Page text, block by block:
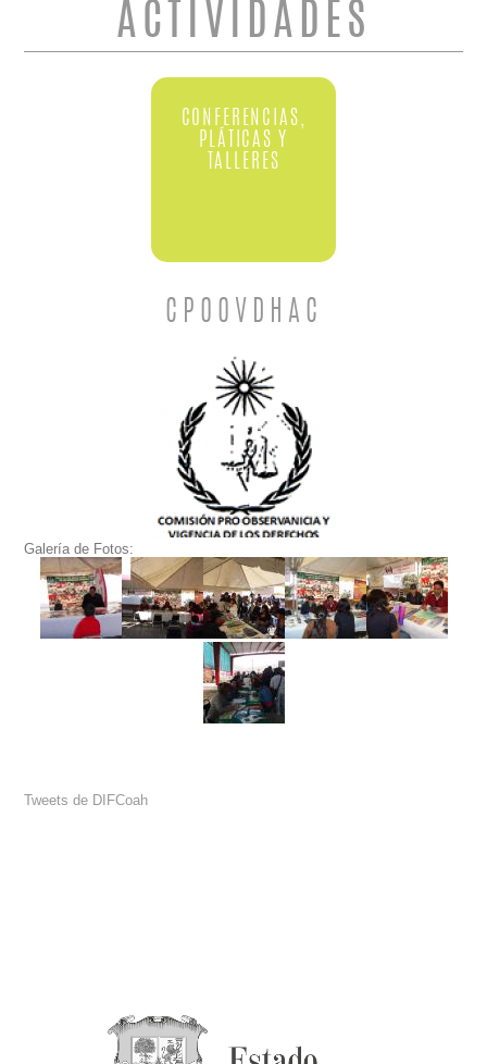
ACTIVIDADES
CONFERENCIAS,
PLÁTICAS Y
TALLERES
CPOOVDHAC
Galería de Fotos:
Tweets de DIFCoah